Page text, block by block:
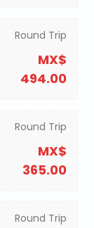
Round Trip
MX$
494.00
Round Trip
MX$
365.00
Round Trip